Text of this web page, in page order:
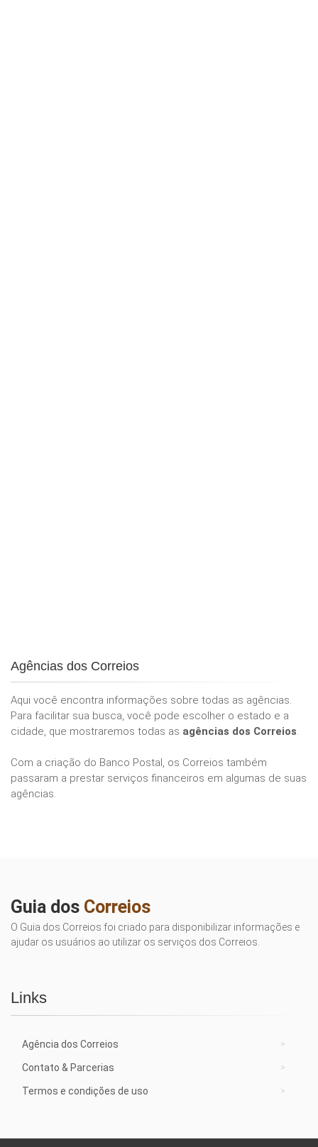
Agências dos Correios
Aqui você encontra informações sobre todas as agências.
Para facilitar sua busca, você pode escolher o estado e a
cidade, que mostraremos todas as agências dos Correios.
Com a criação do Banco Postal, os Correios também
passaram a prestar serviços financeiros em algumas de suas
agências.
Guia dos Correios
O Guia dos Correios foi criado para disponibilizar informações e
ajudar os usuários ao utilizar os serviços dos Correios.
Links
Agência dos Correios
Contato & Parcerias
Termos e condições de uso